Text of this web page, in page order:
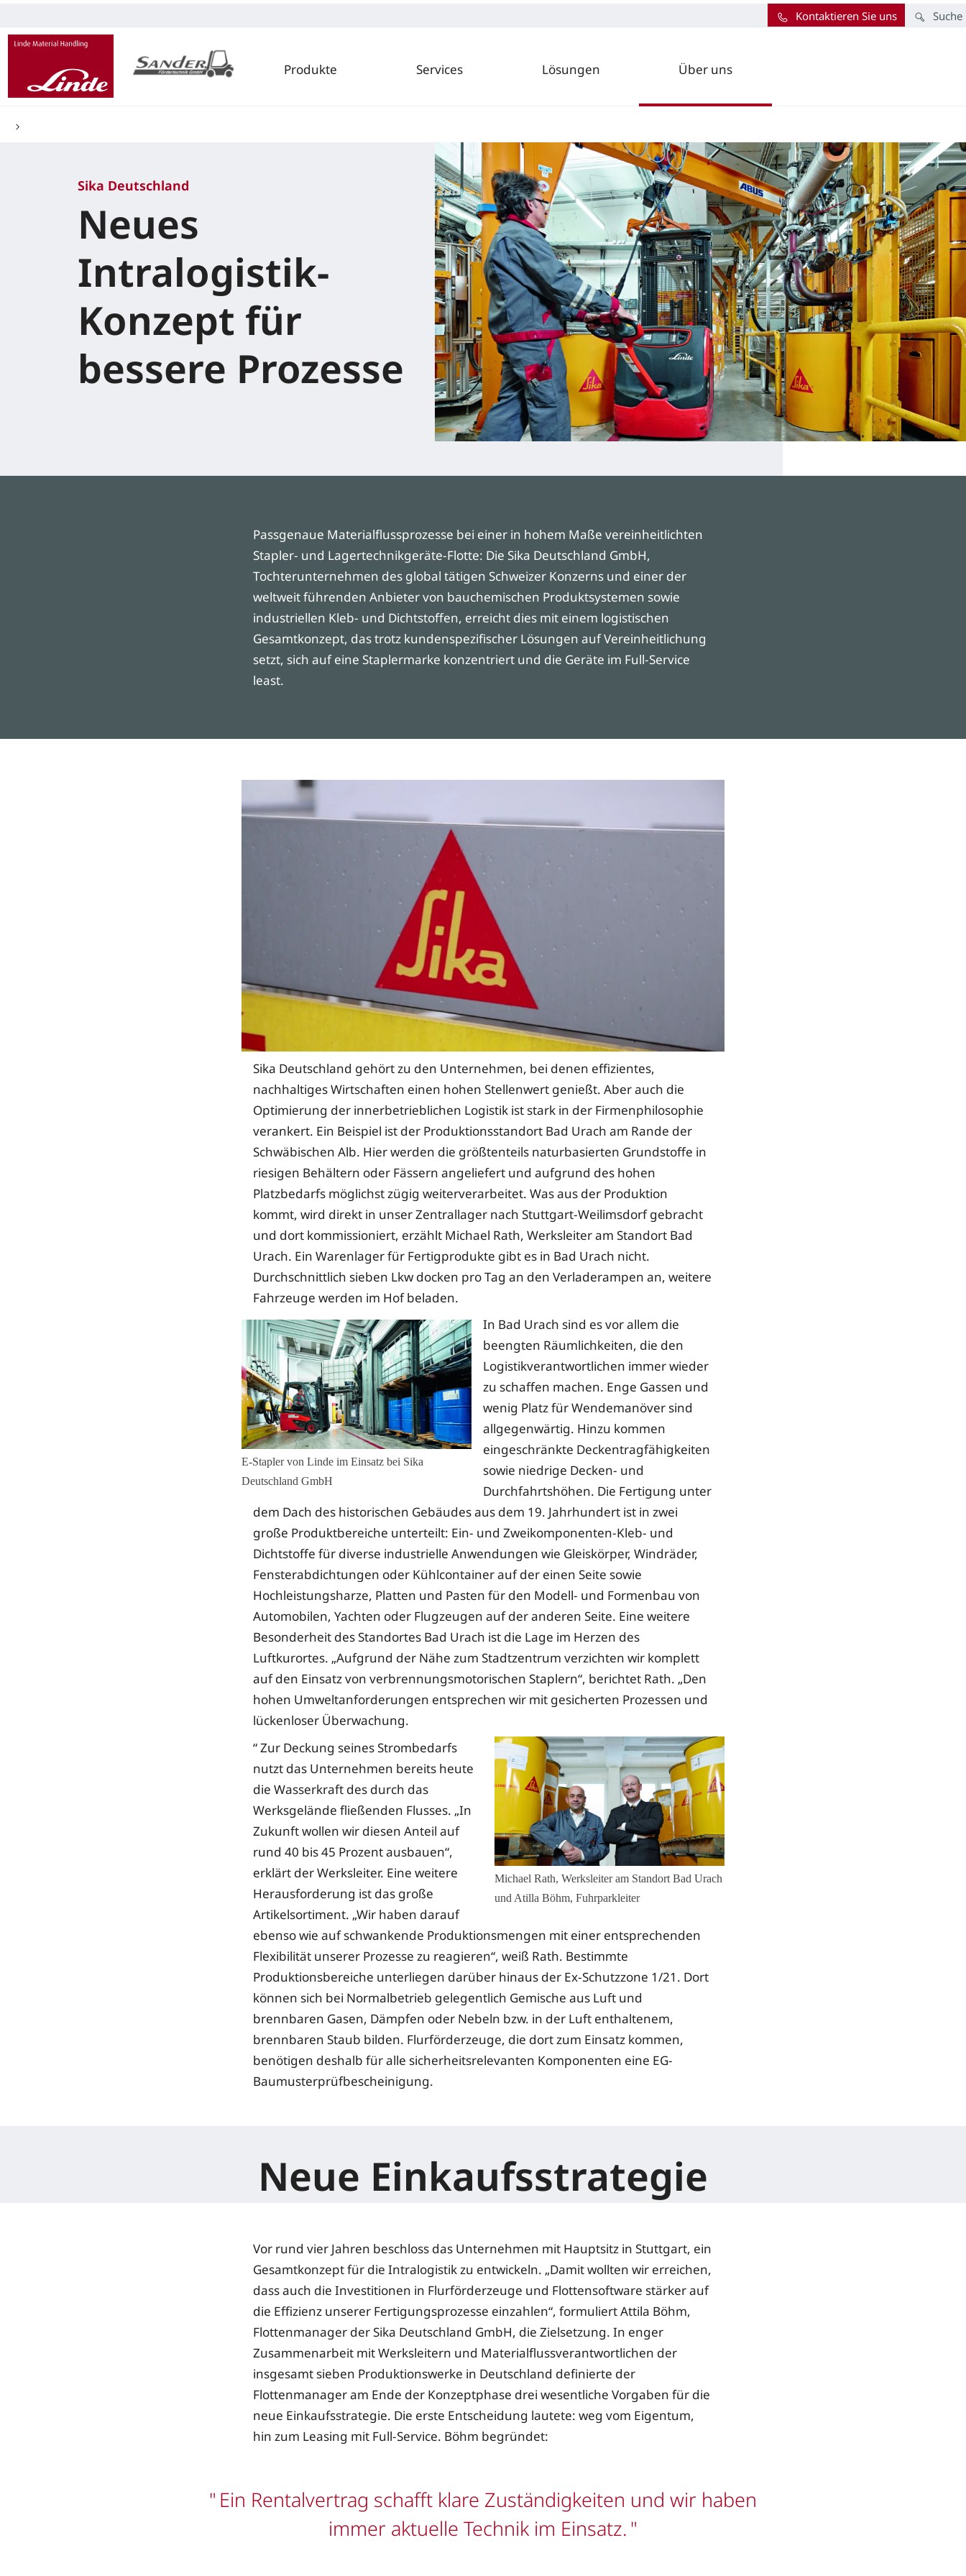
Produkte Services Lösungen Über uns
Suche
Kontaktieren Sie uns
Sika Deutschland
Neues
Intralogistik-
Konzept für
bessere Prozesse
Passgenaue Materialflussprozesse bei einer in hohem Maße vereinheitlichten
Stapler- und Lagertechnikgeräte-Flotte: Die Sika Deutschland GmbH,
Tochterunternehmen des global tätigen Schweizer Konzerns und einer der
weltweit führenden Anbieter von bauchemischen Produktsystemen sowie
industriellen Kleb- und Dichtstoffen, erreicht dies mit einem logistischen
Gesamtkonzept, das trotz kundenspezifischer Lösungen auf Vereinheitlichung
setzt, sich auf eine Staplermarke konzentriert und die Geräte im Full-Service
least.
Sika Deutschland gehört zu den Unternehmen, bei denen effizientes,
nachhaltiges Wirtschaften einen hohen Stellenwert genießt. Aber auch die
Optimierung der innerbetrieblichen Logistik ist stark in der Firmenphilosophie
verankert. Ein Beispiel ist der Produktionsstandort Bad Urach am Rande der
Schwäbischen Alb. Hier werden die größtenteils naturbasierten Grundstoffe in
riesigen Behältern oder Fässern angeliefert und aufgrund des hohen
Platzbedarfs möglichst zügig weiterverarbeitet. Was aus der Produktion
kommt, wird direkt in unser Zentrallager nach Stuttgart-Weilimsdorf gebracht
und dort kommissioniert, erzählt Michael Rath, Werksleiter am Standort Bad
Urach. Ein Warenlager für Fertigprodukte gibt es in Bad Urach nicht.
Durchschnittlich sieben Lkw docken pro Tag an den Verladerampen an, weitere
Fahrzeuge werden im Hof beladen.
E-Stapler von Linde im Einsatz bei Sika
Deutschland GmbH
In Bad Urach sind es vor allem die
beengten Räumlichkeiten, die den
Logistikverantwortlichen immer wieder
zu schaffen machen. Enge Gassen und
wenig Platz für Wendemanöver sind
allgegenwärtig. Hinzu kommen
eingeschränkte Deckentragfähigkeiten
sowie niedrige Decken- und
Durchfahrtshöhen. Die Fertigung unter
dem Dach des historischen Gebäudes aus dem 19. Jahrhundert ist in zwei
große Produktbereiche unterteilt: Ein- und Zweikomponenten-Kleb- und
Dichtstoffe für diverse industrielle Anwendungen wie Gleiskörper, Windräder,
Fensterabdichtungen oder Kühlcontainer auf der einen Seite sowie
Hochleistungsharze, Platten und Pasten für den Modell- und Formenbau von
Automobilen, Yachten oder Flugzeugen auf der anderen Seite. Eine weitere
Besonderheit des Standortes Bad Urach ist die Lage im Herzen des
Luftkurortes. „Aufgrund der Nähe zum Stadtzentrum verzichten wir komplett
auf den Einsatz von verbrennungsmotorischen Staplern“, berichtet Rath. „Den
hohen Umweltanforderungen entsprechen wir mit gesicherten Prozessen und
lückenloser Überwachung.
Michael Rath, Werksleiter am Standort Bad Urach
und Atilla Böhm, Fuhrparkleiter
“ Zur Deckung seines Strombedarfs
nutzt das Unternehmen bereits heute
die Wasserkraft des durch das
Werksgelände fließenden Flusses. „In
Zukunft wollen wir diesen Anteil auf
rund 40 bis 45 Prozent ausbauen“,
erklärt der Werksleiter. Eine weitere
Herausforderung ist das große
Artikelsortiment. „Wir haben darauf
ebenso wie auf schwankende Produktionsmengen mit einer entsprechenden
Flexibilität unserer Prozesse zu reagieren“, weiß Rath. Bestimmte
Produktionsbereiche unterliegen darüber hinaus der Ex-Schutzzone 1/21. Dort
können sich bei Normalbetrieb gelegentlich Gemische aus Luft und
brennbaren Gasen, Dämpfen oder Nebeln bzw. in der Luft enthaltenem,
brennbaren Staub bilden. Flurförderzeuge, die dort zum Einsatz kommen,
benötigen deshalb für alle sicherheitsrelevanten Komponenten eine EG-
Baumusterprüfbescheinigung.
Neue Einkaufsstrategie
Vor rund vier Jahren beschloss das Unternehmen mit Hauptsitz in Stuttgart, ein
Gesamtkonzept für die Intralogistik zu entwickeln. „Damit wollten wir erreichen,
dass auch die Investitionen in Flurförderzeuge und Flottensoftware stärker auf
die Effizienz unserer Fertigungsprozesse einzahlen“, formuliert Attila Böhm,
Flottenmanager der Sika Deutschland GmbH, die Zielsetzung. In enger
Zusammenarbeit mit Werksleitern und Materialflussverantwortlichen der
insgesamt sieben Produktionswerke in Deutschland definierte der
Flottenmanager am Ende der Konzeptphase drei wesentliche Vorgaben für die
neue Einkaufsstrategie. Die erste Entscheidung lautete: weg vom Eigentum,
hin zum Leasing mit Full-Service. Böhm begründet:
Ein Rentalvertrag schafft klare Zuständigkeiten und wir haben
immer aktuelle Technik im Einsatz.